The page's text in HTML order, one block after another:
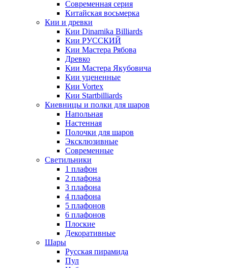
Современная серия
Китайская восьмерка
Кии и древки
Кии Dinamika Billiards
Кии РУССКИЙ
Кии Мастера Рябова
Древко
Кии Мастера Якубовича
Кии уцененные
Кии Vortex
Кии Startbilliards
Киевницы и полки для шаров
Напольная
Настенная
Полочки для шаров
Эксклюзивные
Современные
Светильники
1 плафон
2 плафона
3 плафона
4 плафона
5 плафонов
6 плафонов
Плоские
Декоративные
Шары
Русская пирамида
Пул